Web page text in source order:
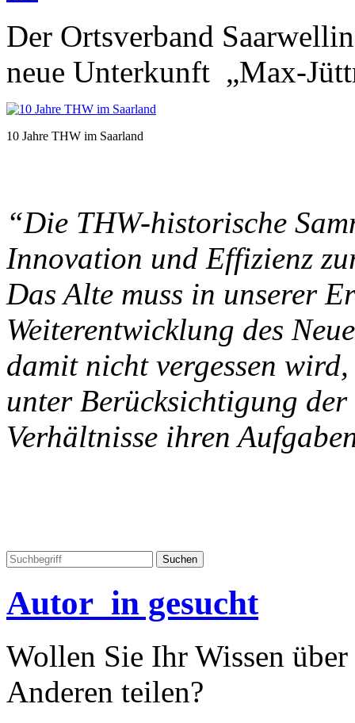
Der Ortsverband
neue Unterkunft „Max-
10 Jahre THW im Saarland
“Die THW-historische
Innovation und Effizienz
Das Alte muss in unserer
Weiterentwicklung des
damit nicht vergessen
unter Berücksichtigung
Verhältnisse ihren
Autor_in gesucht
Wollen Sie Ihr Wissen
Anderen teilen?